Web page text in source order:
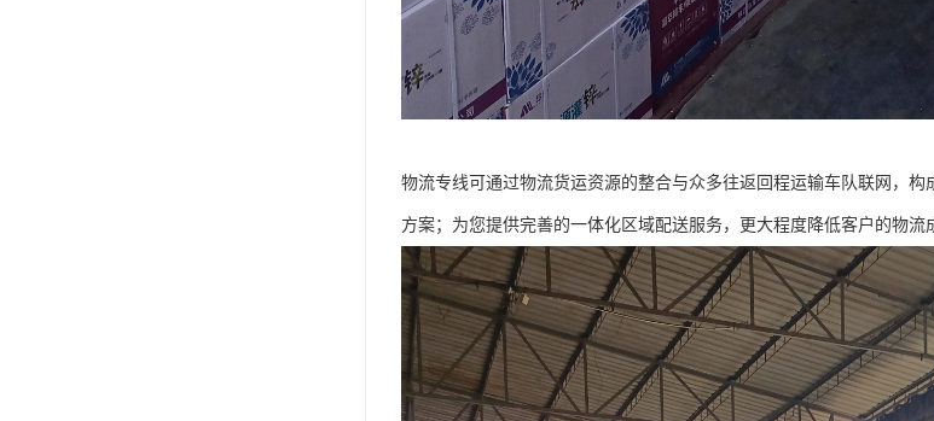
物流专线可通过物流货运资源的整合与众多往返回程运输车队联网，
方案；为您提供完善的一体化区域配送服务，更大程度降低客户的物流